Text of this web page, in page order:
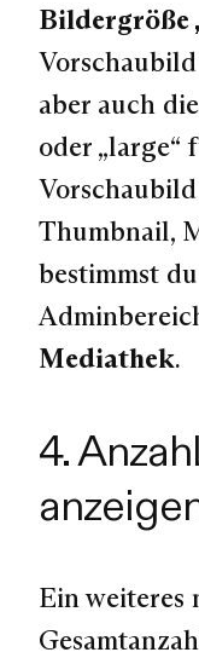
Bildergröße
aber auch
oder „large“
Thumbnail,
bestimmst
Mediathek.
4.
Ein weiteres